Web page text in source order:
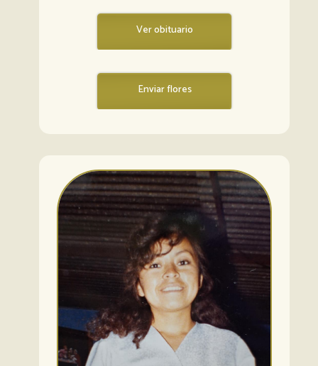
Ver obituario
Enviar flores